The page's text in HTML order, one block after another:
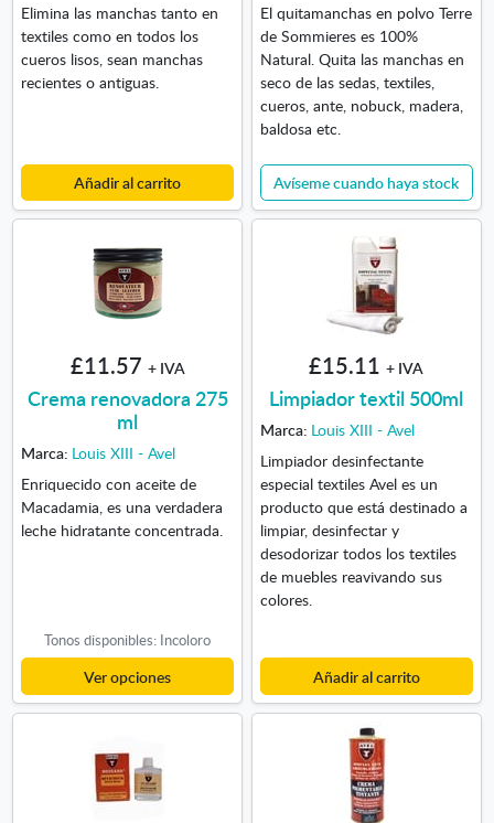
Elimina las manchas tanto en
textiles como en todos los
cueros lisos, sean manchas
recientes o antiguas.
Añadir al carrito
El quitamanchas en polvo Terre
de Sommieres es 100%
Natural. Quita las manchas en
seco de las sedas, textiles,
cueros, ante, nobuck, madera,
baldosa etc.
Avíseme cuando haya stock
£11.57 + IVA
Crema renovadora 275
ml
Marca: Louis XIII - Avel
Enriquecido con aceite de
Macadamia, es una verdadera
leche hidratante concentrada.
Tonos disponibles: Incoloro
Ver opciones
£15.11 + IVA
Limpiador textil 500ml
Marca: Louis XIII - Avel
Limpiador desinfectante
especial textiles Avel es un
producto que está destinado a
limpiar, desinfectar y
desodorizar todos los textiles
de muebles reavivando sus
colores.
Añadir al carrito